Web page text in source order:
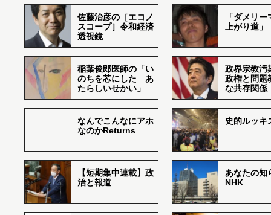
佐藤治彦の［エコノ
スコープ］令和経済
透視鏡
「ダメリ
上がり道」
稲葉俊郎医師の「い
のちを芯にした あ
たらしいせかい」
政界宗教汚
政権と問題
な共存関係
なんでこんなにアホ
なのかReturns
史的ルッキ
【短期集中連載】政
治と報道
あなたの知
NHK